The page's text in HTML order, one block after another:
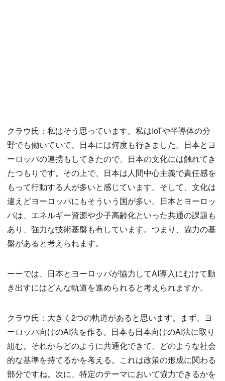
クラウ氏：私はそう思っています。私はIoTや半導体の分
野でも働いていて、日本には何度も行きました。日本とヨ
ーロッパの連携もしてきたので、日本の文化には触れてき
たつもりです。その上で、日本は人間中心主義で責任感を
もって行動する人が多いと感じています。そして、文化は
違えどヨーロッパにもそういう国が多い。日本とヨーロッ
パは、エネルギー資源や少子高齢化といった共通の課題も
あり、強力な技術基盤も有しています。つまり、協力の基
盤があると考えられます。
ーーでは、日本とヨーロッパが協力してAI導入にむけて動
き出すにはどんな軌道を進められると考えられますか。
クラウ氏：大きく2つの軌道があると思います。まず、ヨ
ーロッパ向けのAI法を作る。日本も日本向けのAI法に取り
組む。それからどのように共通化できて、どのような社会
的な基準を持てるかを考える。これは政策の形成に関わる
部分ですね。次に、特定のテーマにおいて協力できるかを